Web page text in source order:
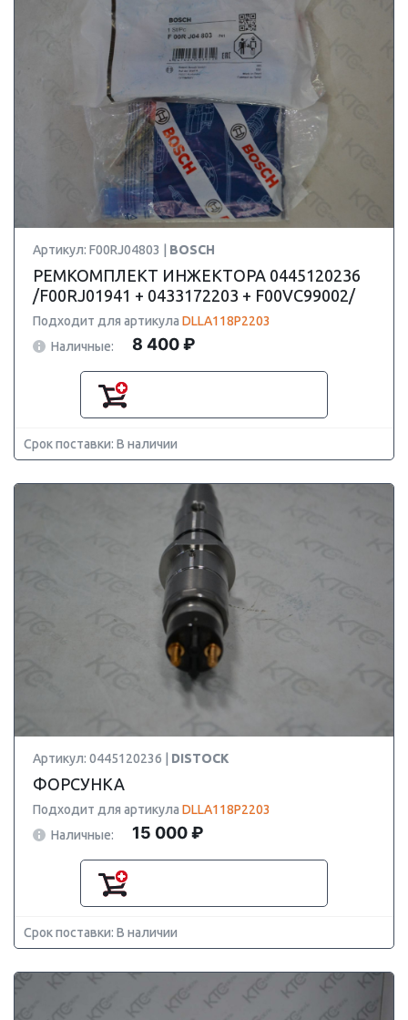
Артикул: F00RJ04803 | BOSCH
РЕМКОМПЛЕКТ ИНЖЕКТОРА 0445120236
/F00RJ01941 + 0433172203 + F00VC99002/
Подходит для артикула DLLA118P2203
Наличные:
8 400 ₽
Срок поставки: В наличии
Артикул: 0445120236 | DISTOCK
ФОРСУНКА
Подходит для артикула DLLA118P2203
Наличные:
15 000 ₽
Срок поставки: В наличии